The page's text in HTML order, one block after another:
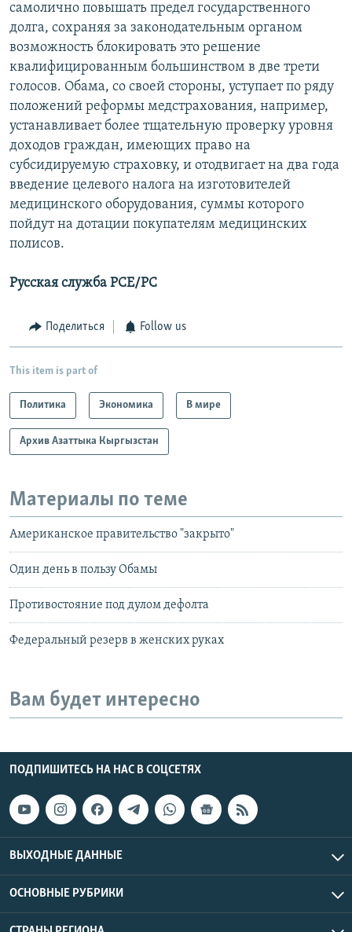
самолично повышать предел государственного
долга, сохраняя за законодательным органом
возможность блокировать это решение
квалифицированным большинством в две трети
голосов. Обама, со своей стороны, уступает по ряду
положений реформы медстрахования, например,
устанавливает более тщательную проверку уровня
доходов граждан, имеющих право на
субсидируемую страховку, и отодвигает на два года
введение целевого налога на изготовителей
медицинского оборудования, суммы которого
пойдут на дотации покупателям медицинских
полисов.
Русская служба РСЕ/РС
Поделиться Follow us
This item is part of
Политика Экономика В мире
Архив Азаттыка Кыргызстан
Материалы по теме
Американское правительство "закрыто"
Один день в пользу Обамы
Противостояние под дулом дефолта
Федеральный резерв в женских руках
Вам будет интересно
ПОДПИШИТЕСЬ НА НАС В СОЦСЕТЯХ
ВЫХОДНЫЕ ДАННЫЕ
ОСНОВНЫЕ РУБРИКИ